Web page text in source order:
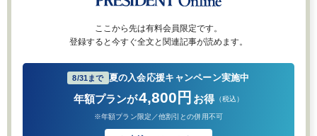
ここから先は有料会員限定です。
登録すると今すぐ全文と関連記事が読めます。
8/31まで 夏の入会応援キャンペーン実施中
年額プランが4,800円 お得 （税込）
※年額プラン限定／他割引との併用不可